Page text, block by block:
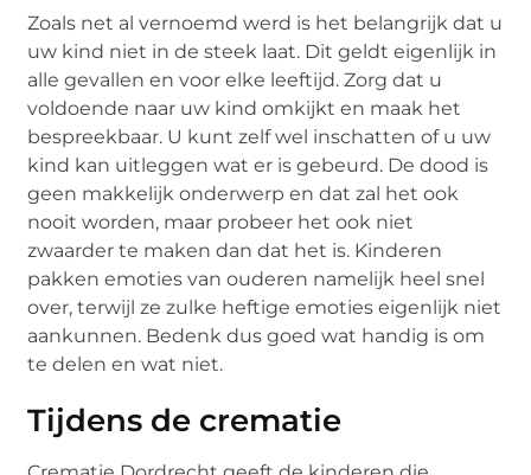
Zoals net al vernoemd werd is het belangrijk dat u
uw kind niet in de steek laat. Dit geldt eigenlijk in
alle gevallen en voor elke leeftijd. Zorg dat u
voldoende naar uw kind omkijkt en maak het
bespreekbaar. U kunt zelf wel inschatten of u uw
kind kan uitleggen wat er is gebeurd. De dood is
geen makkelijk onderwerp en dat zal het ook
nooit worden, maar probeer het ook niet
zwaarder te maken dan dat het is. Kinderen
pakken emoties van ouderen namelijk heel snel
over, terwijl ze zulke heftige emoties eigenlijk niet
aankunnen. Bedenk dus goed wat handig is om
te delen en wat niet.
Tijdens de crematie